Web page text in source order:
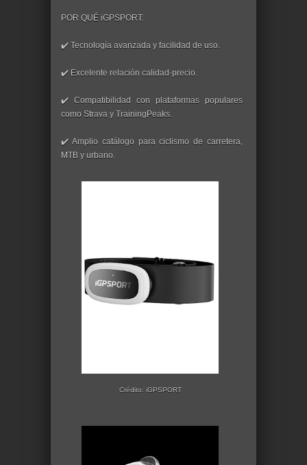
POR QUÉ iGPSPORT:
✔️ Tecnología avanzada y facilidad de uso.
✔️ Excelente relación calidad-precio.
✔️ Compatibilidad con plataformas populares
como Strava y TrainingPeaks.
✔️ Amplio catálogo para ciclismo de carretera,
MTB y urbano.
Crédito: iGPSPORT